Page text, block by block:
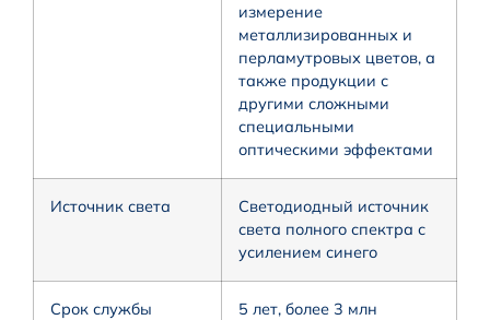
измерение
металлизированных и
перламутровых цветов, а
также продукции с
другими сложными
специальными
оптическими эффектами
Источник света
Светодиодный источник
света полного спектра с
усилением синего
Срок службы
5 лет, более 3 млн